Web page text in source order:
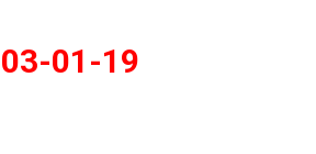
03-01-19